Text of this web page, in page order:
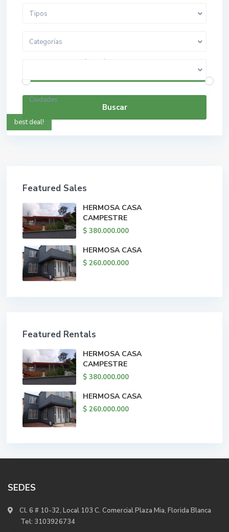
Tipos
Categorías
Rango de precios: $ 0 a $ 5.000.000.000
Ciudades
Buscar
best deal!
Featured Sales
HERMOSA CASA
CAMPESTRE
$ 380.000.000
HERMOSA CASA
$ 260.000.000
Featured Rentals
HERMOSA CASA
CAMPESTRE
$ 380.000.000
HERMOSA CASA
$ 260.000.000
SEDES
Cl. 6 # 10-32, Local 103 C. Comercial Plaza Mia, Florida Blanca
Tel: 3103926734